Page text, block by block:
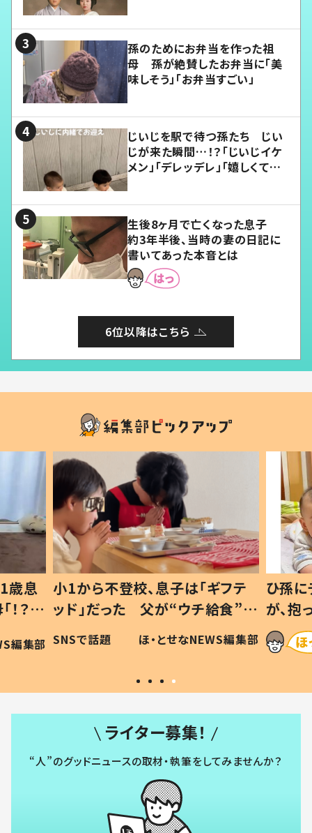
孫のためにお弁当を作った祖
母 孫が絶賛したお弁当に「美
味しそう」「お弁当すごい」
じいじを駅で待つ孫たち じい
じが来た瞬間…！？「じいじイケ
メン」「デレッデレ」「嬉しくて可
生後8ヶ月で亡くなった息子
約3年半後、当時の妻の日記に
書いてあった本音とは
6位以降はこちら
歳息
？」
編集部
小1から不登校、息子は「ギフテ
ッド」だった 父が“ウチ給食”を
作り続ける理由とは #令和の親
#令和の子
SNSで話題 ほ・とせなNEWS編集部
ひ孫
が、
「涙が
い」
ライター募集！
“人”のグッドニュースの取材・執筆をしてみませんか？